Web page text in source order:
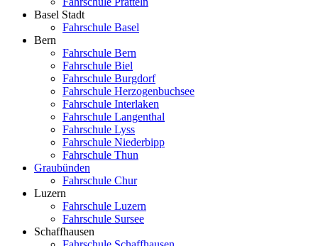
Basel Stadt
Fahrschule Basel
Bern
Fahrschule Bern
Fahrschule Biel
Fahrschule Burgdorf
Fahrschule Herzogenbuchsee
Fahrschule Interlaken
Fahrschule Langenthal
Fahrschule Lyss
Fahrschule Niederbipp
Fahrschule Thun
Graubünden
Fahrschule Chur
Luzern
Fahrschule Luzern
Fahrschule Sursee
Schaffhausen